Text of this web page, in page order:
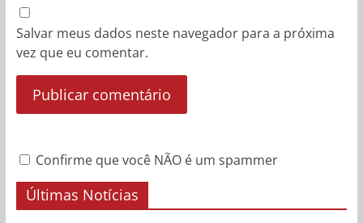
Salvar meus dados neste navegador para a próxima
vez que eu comentar.
Confirme que você NÃO é um spammer
Últimas Notícias